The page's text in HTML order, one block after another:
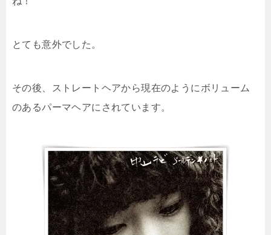
とても意外でした。
その後、ストレートヘアから現在のようにボリューム
のあるパーマヘアにされています。